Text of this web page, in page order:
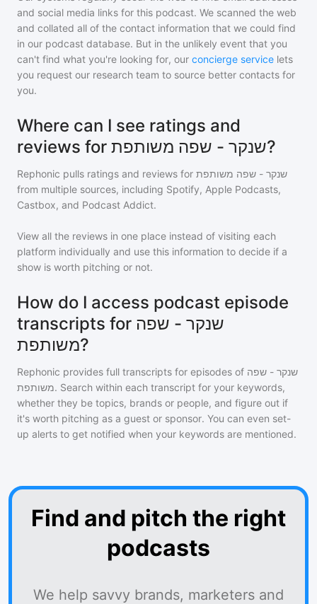
and social media links for this podcast. We scanned the web
and collated all of the contact information that we could find
in our podcast database. But in the unlikely event that you
can't find what you're looking for, our concierge service lets
you request our research team to source better contacts for
you.
Where can I see ratings and
reviews for שנקר - שפה משותפת?
Rephonic pulls ratings and reviews for שנקר - שפה משותפת
from multiple sources, including Spotify, Apple Podcasts,
Castbox, and Podcast Addict.
View all the reviews in one place instead of visiting each
platform individually and use this information to decide if a
show is worth pitching or not.
How do I access podcast episode
transcripts for שנקר - שפה
משותפת?
Rephonic provides full transcripts for episodes of שנקר - שפה
משותפת. Search within each transcript for your keywords,
whether they be topics, brands or people, and figure out if
it's worth pitching as a guest or sponsor. You can even set-
up alerts to get notified when your keywords are mentioned.
Find and pitch the right
podcasts
We help savvy brands, marketers and